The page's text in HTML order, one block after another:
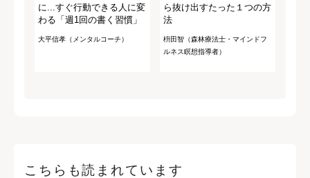
に...すぐ行動できる人に変
わる「週1回の書く習慣」
大平信孝（メンタルコーチ）
ら抜け出すたった１つの方
法
枡田智（森林療法士・マインドフ
ルネス瞑想指導者）
こちらも読まれています